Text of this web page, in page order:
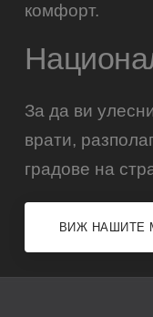
комфорт.
За да ви
врати,
градове на
ВИЖ НАШИТЕ